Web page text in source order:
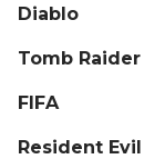
Diablo
Tomb Raider
FIFA
Resident Evil